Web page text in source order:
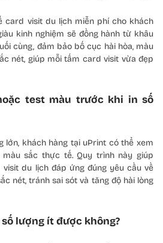
card visit du lịch miễn phí cho khách
kinh nghiệm sẽ đồng hành từ khâu
cùng, đảm bảo bố cục hài hòa, màu
nét, giúp mỗi tấm card visit vừa đẹp
test màu trước khi in số
lớn, khách hàng tại uPrint có thể xem
sắc thực tế. Quy trình này giúp
du lịch đáp ứng đúng yêu cầu về
nét, tránh sai sót và tăng độ hài lòng
lượng ít được không?